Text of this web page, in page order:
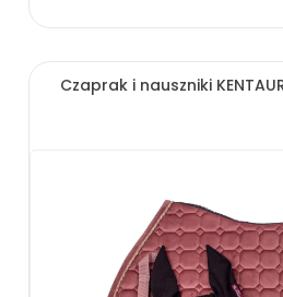
Czaprak i nauszniki